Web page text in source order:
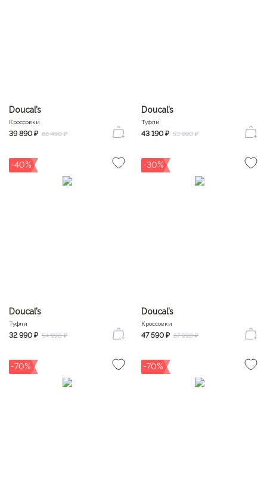
Doucal’s
Кроссовки
39 890 ₽ 66 490 ₽
Doucal’s
Туфли
43 190 ₽ 53 990 ₽
-40%
Doucal’s
Туфли
32 990 ₽ 54 990 ₽
-30%
Doucal’s
Кроссовки
47 590 ₽ 67 990 ₽
-70% -70%